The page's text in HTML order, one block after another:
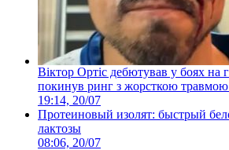
Віктор Ортіс дебютував у боях на
покинув ринг з жорсткою
19:14, 20/07
Протеиновый изолят: быстрый
лактозы
08:06, 20/07